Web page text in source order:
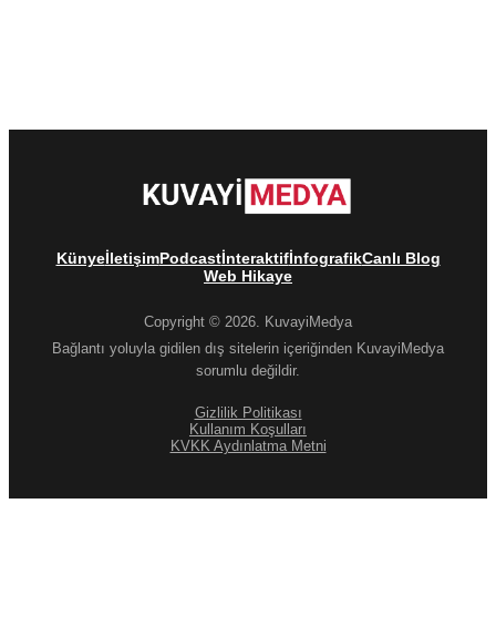
KünyeİletişimPodcastİnteraktifİnfografikCanlı Blog
Web Hikaye
Copyright © 2026. KuvayiMedya
Bağlantı yoluyla gidilen dış sitelerin içeriğinden KuvayiMedya
sorumlu değildir.
Gizlilik Politikası
Kullanım Koşulları
KVKK Aydınlatma Metni